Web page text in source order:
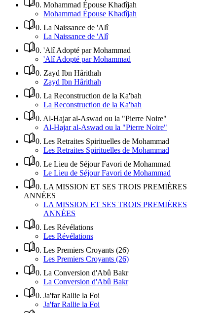
0. Mohammad Épouse Khadîjah
Mohammad Épouse Khadîjah
0. La Naissance de 'Alî
La Naissance de 'Alî
0. 'Alî Adopté par Mohammad
'Alî Adopté par Mohammad
0. Zayd Ibn Hârithah
Zayd Ibn Hârithah
0. La Reconstruction de la Ka'bah
La Reconstruction de la Ka'bah
0. Al-Hajar al-Aswad ou la "Pierre Noire"
Al-Hajar al-Aswad ou la "Pierre Noire"
0. Les Retraites Spirituelles de Mohammad
Les Retraites Spirituelles de Mohammad
0. Le Lieu de Séjour Favori de Mohammad
Le Lieu de Séjour Favori de Mohammad
0. LA MISSION ET SES TROIS PREMIÈRES
ANNÉES
LA MISSION ET SES TROIS PREMIÈRES
ANNÉES
0. Les Révélations
Les Révélations
0. Les Premiers Croyants (26)
Les Premiers Croyants (26)
0. La Conversion d'Abû Bakr
La Conversion d'Abû Bakr
0. Ja'far Rallie la Foi
Ja'far Rallie la Foi